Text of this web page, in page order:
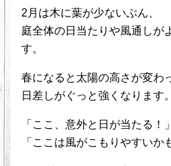
2月は木に葉が少ないぶん、
庭全体の日当たりや風通しが
す。
春になると太陽の高さが変わ
日差しがぐっと強くなります。
「ここ、意外と日が当たる！」
「ここは風がこもりやすいか